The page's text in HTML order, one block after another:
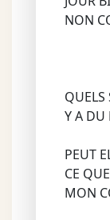
NON
Y A DU
PEUT
CE
MON